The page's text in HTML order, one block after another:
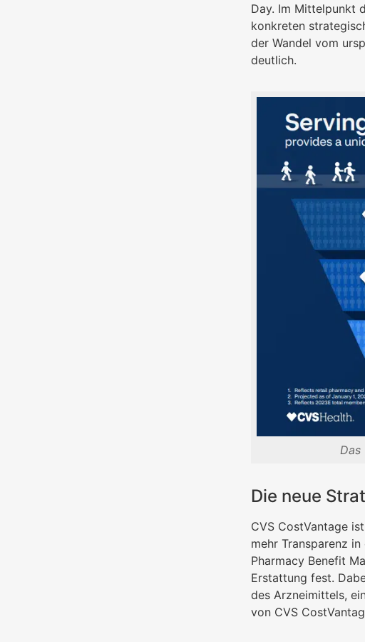
Day. Im Mittelpunkt
konkreten
der Wandel vom
deutlich.
Das
Die neue
CVS CostVantage
mehr Transparenz
Pharmacy Benefit
Erstattung fest.
des Arzneimittels,
von CVS